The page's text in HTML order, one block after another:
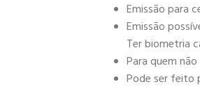
Emissão para
Emissão
Ter biometria
Para quem
Pode ser feito